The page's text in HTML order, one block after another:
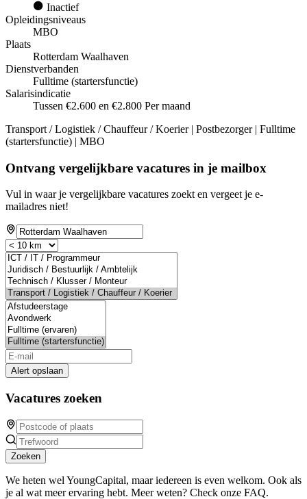
Inactief
Opleidingsniveaus
MBO
Plaats
Rotterdam Waalhaven
Dienstverbanden
Fulltime (startersfunctie)
Salarisindicatie
Tussen €2.600 en €2.800 Per maand
Transport / Logistiek / Chauffeur / Koerier | Postbezorger | Fulltime
(startersfunctie) | MBO
Ontvang vergelijkbare vacatures in je mailbox
Vul in waar je vergelijkbare vacatures zoekt en vergeet je e-
mailadres niet!
Alert opslaan
Vacatures zoeken
Zoeken
We heten wel YoungCapital, maar iedereen is even welkom. Ook als
je al wat meer ervaring hebt. Meer weten? Check onze FAQ.